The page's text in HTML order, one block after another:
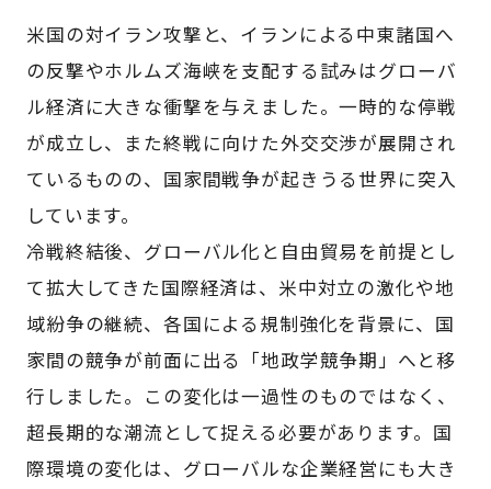
米国の対イラン攻撃と、イランによる中東諸国へ
の反撃やホルムズ海峡を支配する試みはグローバ
ル経済に大きな衝撃を与えました。一時的な停戦
が成立し、また終戦に向けた外交交渉が展開され
ているものの、国家間戦争が起きうる世界に突入
しています。
冷戦終結後、グローバル化と自由貿易を前提とし
て拡大してきた国際経済は、米中対立の激化や地
域紛争の継続、各国による規制強化を背景に、国
家間の競争が前面に出る「地政学競争期」へと移
行しました。この変化は一過性のものではなく、
超長期的な潮流として捉える必要があります。国
際環境の変化は、グローバルな企業経営にも大き